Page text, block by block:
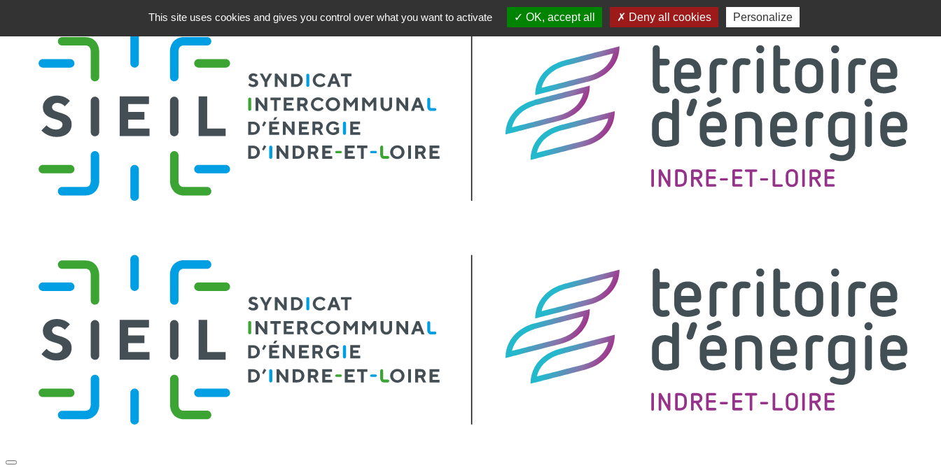
This site uses cookies and gives you control over what you want to activate OK, accept all Deny all cookies Personalize